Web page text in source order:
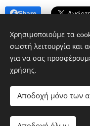
Share
© Symphonia Globe
Χρησιμοποιούμε τα
σωστή λειτουργία και
για να σας
χρήσης.
Αποδοχή μόνο των